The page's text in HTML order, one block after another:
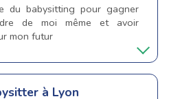
du babysitting pour gagner
de moi même et avoir
mon futur
à Lyon